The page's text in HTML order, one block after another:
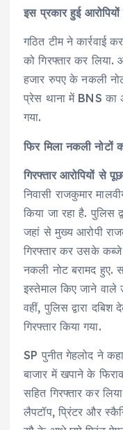
इस प्रकार हुई
गठित टीम ने कार्रवाई
को गिरफ्तार कर
हजार रुपए के नकली
प्रेस थाना में BNS का
गया.
फिर मिला नकली नोटों
गिरफ्तार आरोपियों से
निवासी राजकुमार
किया जा रहा है. पुलिस
जहां से मुख्य आरोपी
गिरफ्तार कर उसके
नकली नोट बरामद हुए.
इस्तेमाल किए जाने वाले
वहीं, पुलिस द्वारा
गिरफ्तार किया गया.
SP पुनीत गेहलोद ने
बाजार में खपाने के
सहित गिरफ्तार कर
लैपटॉप, प्रिंटर और